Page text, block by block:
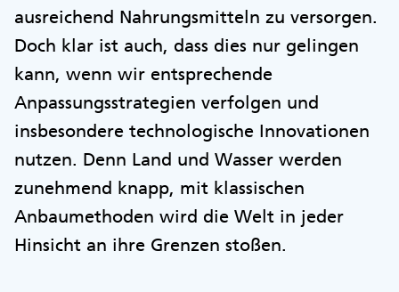
ausreichend Nahrungsmitteln zu versorgen.
Doch klar ist auch, dass dies nur gelingen
kann, wenn wir entsprechende
Anpassungsstrategien verfolgen und
insbesondere technologische Innovationen
nutzen. Denn Land und Wasser werden
zunehmend knapp, mit klassischen
Anbaumethoden wird die Welt in jeder
Hinsicht an ihre Grenzen stoßen.